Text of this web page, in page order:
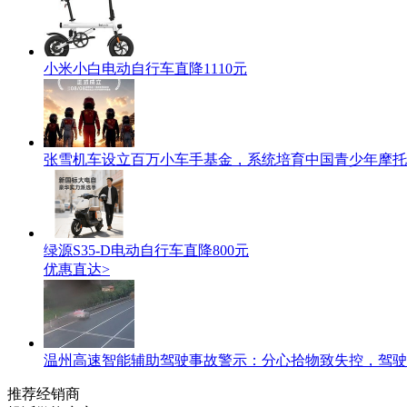
小米小白电动自行车直降1110元
张雪机车设立百万小车手基金，系统培育中国青少年摩
绿源S35-D电动自行车直降800元
优惠直达>
温州高速智能辅助驾驶事故警示：分心拾物致失控，驾
推荐经销商